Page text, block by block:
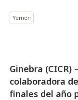
Yemen
Ginebra (CICR)
colaboradora
finales del año